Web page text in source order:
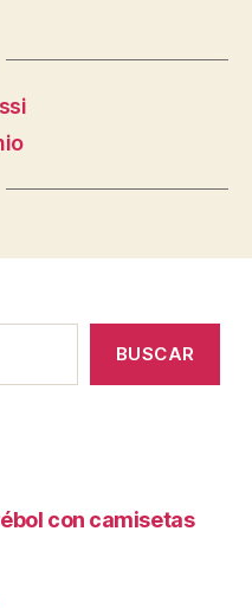
BUSCAR
con camisetas